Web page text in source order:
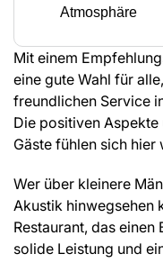
Atmosphäre
Mit einem
eine gute Wahl für
freundlichen Service
Die positiven
Gäste fühlen sich
Wer über kleinere
Akustik hinwegsehen
Restaurant, das einen
solide Leistung und